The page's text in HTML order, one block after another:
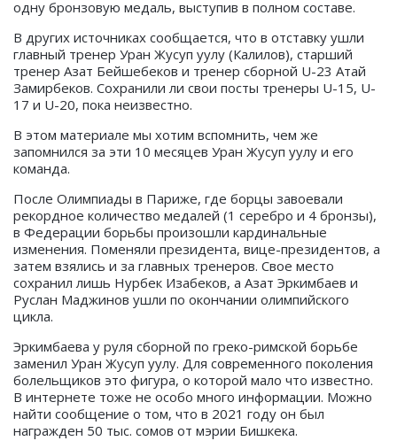
одну бронзовую медаль, выступив в полном составе.
В других источниках сообщается, что в отставку ушли
главный тренер Уран Жусуп уулу (Калилов), старший
тренер Азат Бейшебеков и тренер сборной U-23 Атай
Замирбеков. Сохранили ли свои посты тренеры U-15, U-
17 и U-20, пока неизвестно.
В этом материале мы хотим вспомнить, чем же
запомнился за эти 10 месяцев Уран Жусуп уулу и его
команда.
После Олимпиады в Париже, где борцы завоевали
рекордное количество медалей (1 серебро и 4 бронзы),
в Федерации борьбы произошли кардинальные
изменения. Поменяли президента, вице-президентов, а
затем взялись и за главных тренеров. Свое место
сохранил лишь Нурбек Изабеков, а Азат Эркимбаев и
Руслан Маджинов ушли по окончании олимпийского
цикла.
Эркимбаева у руля сборной по греко-римской борьбе
заменил Уран Жусуп уулу. Для современного поколения
болельщиков это фигура, о которой мало что известно.
В интернете тоже не особо много информации. Можно
найти сообщение о том, что в 2021 году он был
награжден 50 тыс. сомов от мэрии Бишкека.